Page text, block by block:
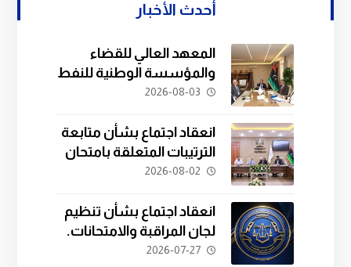
أحدث الأخبار
المعهد العالي للقضاء
والمؤسسة الوطنية للنفط
يبحثان سبل التعاون في
2026-08-03
انعقاد اجتماع بشأن متابعة
الترتيبات المتعلقة بامتحان
المفاضلة للدفعة الثانية
2026-08-02
انعقاد اجتماع بشأن تنظيم
لجان المراقبة والامتحانات.
2026-07-27